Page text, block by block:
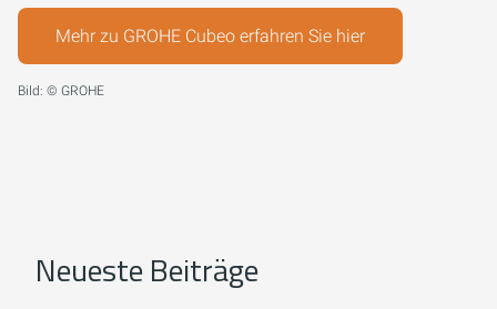
Mehr zu GROHE Cubeo erfahren Sie hier
Bild: © GROHE
Neueste Beiträge